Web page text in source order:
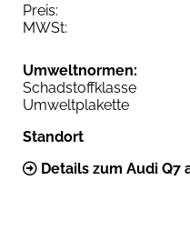
Preis:
MWSt:
Umweltnormen:
Schadstoffklasse
Umweltplakette
Standort
Details zum Audi Q7